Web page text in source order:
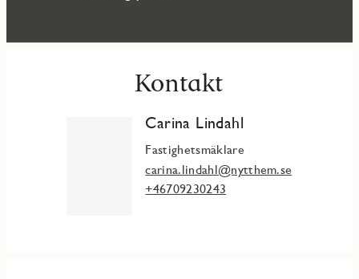
Kontakt
Carina Lindahl
Fastighetsmäklare
carina.lindahl@nytthem.se
+46709230243